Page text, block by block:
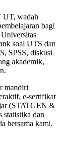
UT, wadah
bagi
soal UTS dan
SPSS, diskusi
akademik,
mandiri
e-sertifikat
(STATGEN &
dan
bersama kami.